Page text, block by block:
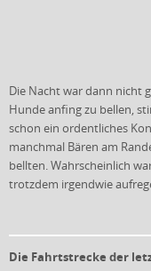
Die Nacht war dann nicht
Hunde anfing zu bellen,
schon ein ordentliches
manchmal Bären am
bellten. Wahrscheinlich
trotzdem irgendwie
Die Fahrtstrecke der